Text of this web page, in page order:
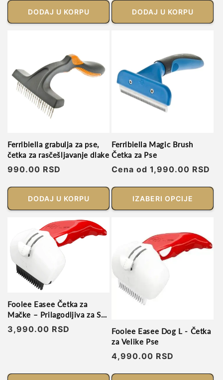
DODAJ U KORPU DODAJ U KORPU
Ferribiella grabulja za pse,
četka za rasčešljavanje dlake
Regularna
990.00 RSD
DODAJ U KORPU
Ferribiella Magic Brush
Četka za Pse
Regularna
Cena od 1,990.00 RSD
IZABERI OPCIJE
Foolee Easee Četka za
Mačke – Prilagodljiva za Sve
Tipove Dlake
Regularna
3,990.00 RSD
Foolee Easee Dog L - Četka
za Velike Pse
Regularna
4,990.00 RSD